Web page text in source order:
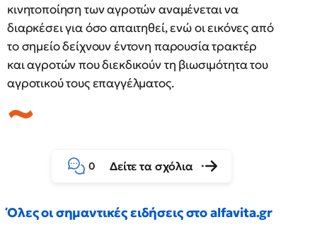
κινητοποίηση των αγροτών αναμένεται να
διαρκέσει για όσο απαιτηθεί, ενώ οι εικόνες από
το σημείο δείχνουν έντονη παρουσία τρακτέρ
και αγροτών που διεκδικούν τη βιωσιμότητα του
αγροτικού τους επαγγέλματος.
0 Δείτε τα σχόλια
Όλες οι σημαντικές ειδήσεις στο alfavita.gr